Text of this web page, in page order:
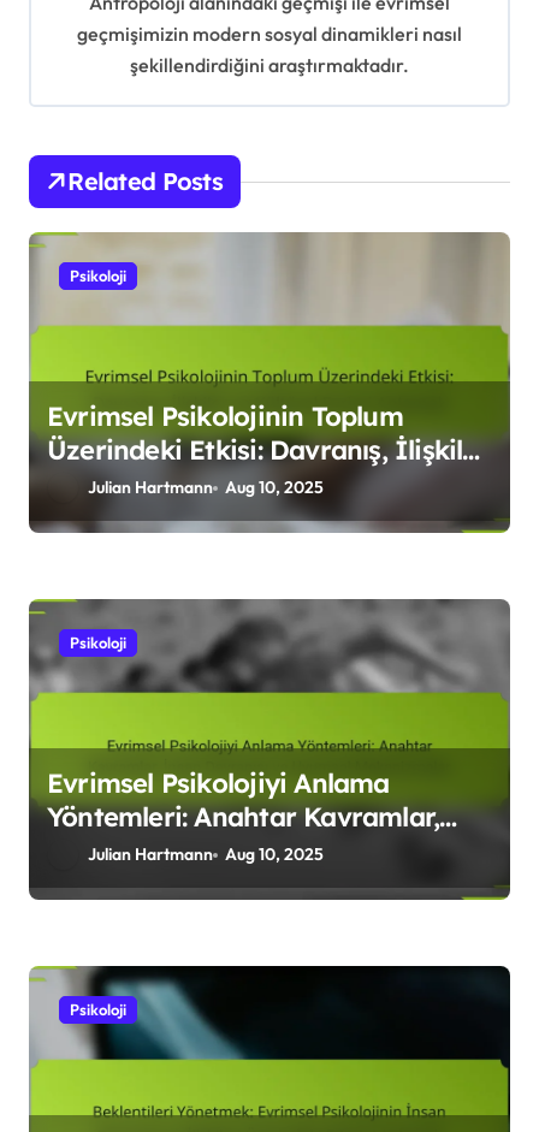
n
geçmişimizin modern sosyal dinamikleri nasıl
şekillendirdiğini araştırmaktadır.
Related Posts
Psikoloji
Evrimsel Psikolojinin Toplum
Üzerindeki Etkisi: Davranış, İlişkiler
ve Kültürel Evrimi Anlamak
Julian Hartmann Aug 10, 2025
Psikoloji
Evrimsel Psikolojiyi Anlama
Yöntemleri: Anahtar Kavramlar,
İnsan Davranışı ve Uyumsal
Mekanizmalar
Julian Hartmann Aug 10, 2025
Psikoloji